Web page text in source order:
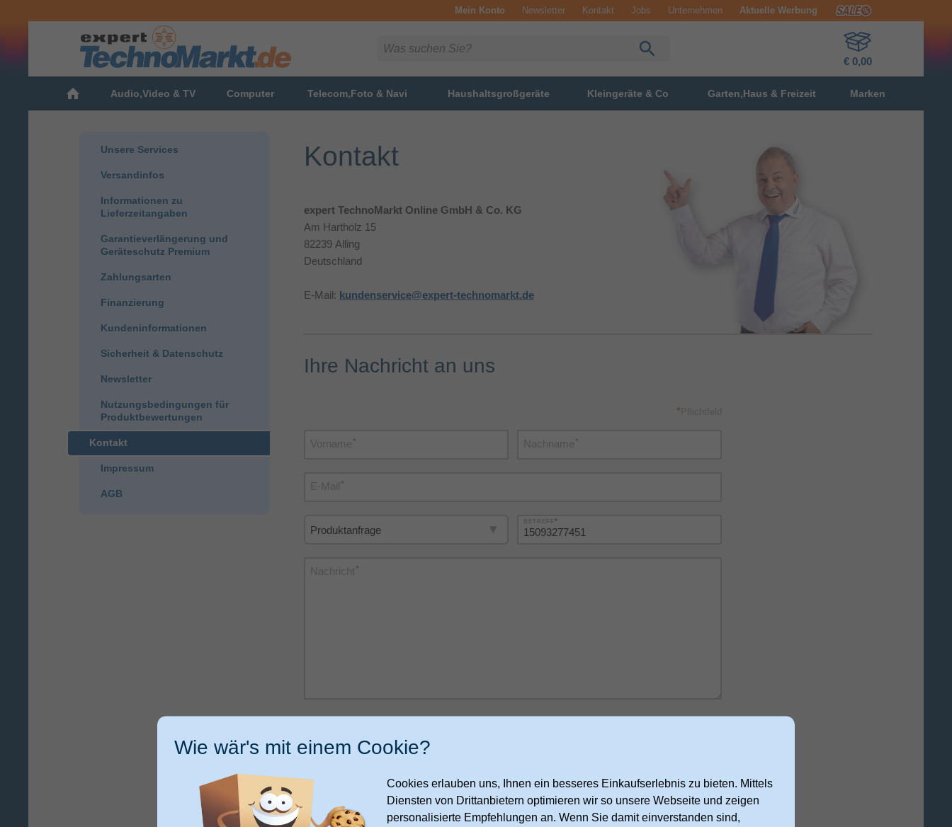
Mein Konto Newsletter Kontakt Jobs Unternehmen Aktuelle Werbung
€ 0,00
Audio,Video & TV Computer Telecom,Foto & Navi Haushaltsgroßgeräte Kleingeräte & Co Garten,Haus & Freizeit Marken
Unsere Services
Versandinfos
Informationen zu
Lieferzeitangaben
Garantieverlängerung und
Geräteschutz Premium
Zahlungsarten
Finanzierung
Kundeninformationen
Sicherheit & Datenschutz
Newsletter
Nutzungsbedingungen für
Produktbewertungen
Kontakt
Impressum
AGB
Kontakt
expert TechnoMarkt Online GmbH & Co. KG
Am Hartholz 15
82239 Alling
Deutschland
E-Mail: kundenservice@expert-technomarkt.de
Ihre Nachricht an uns
*
Vorname* Nachname*
E-Mail*
*
Nachricht*
gespeichert werden. Ich kann meine Einwilligung jederzeit per E-Mail an
kundenservice@expert-technomarkt.de
Wie wär's mit einem Cookie?
Cookies erlauben uns, Ihnen ein besseres Einkaufserlebnis zu bieten. Mittels
Diensten von Drittanbietern optimieren wir so unsere Webseite und zeigen
personalisierte Empfehlungen an. Wenn Sie damit einverstanden sind,